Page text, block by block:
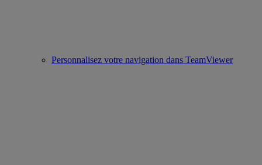
Personnalisez votre navigation dans TeamViewer